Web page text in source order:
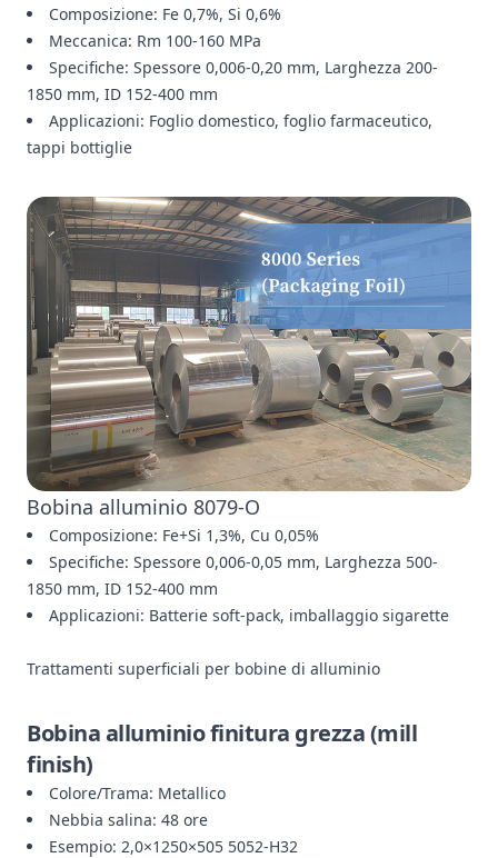
Composizione: Fe 0,7%, Si 0,6%
Meccanica: Rm 100-160 MPa
Specifiche: Spessore 0,006-0,20 mm, Larghezza 200-
1850 mm, ID 152-400 mm
Applicazioni: Foglio domestico, foglio farmaceutico,
tappi bottiglie
Bobina alluminio 8079-O
Composizione: Fe+Si 1,3%, Cu 0,05%
Specifiche: Spessore 0,006-0,05 mm, Larghezza 500-
1850 mm, ID 152-400 mm
Applicazioni: Batterie soft-pack, imballaggio sigarette
Trattamenti superficiali per bobine di alluminio
Bobina alluminio finitura grezza (mill
finish)
Colore/Trama: Metallico
Nebbia salina: 48 ore
Esempio: 2,0×1250×505 5052-H32